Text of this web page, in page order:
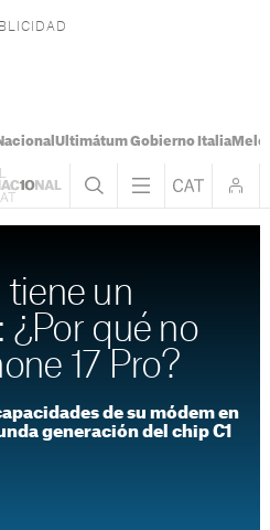
Ultimátum Gobierno Italia
tiene un
¿Por qué no
17 Pro?
de su módem en
generación del chip C1